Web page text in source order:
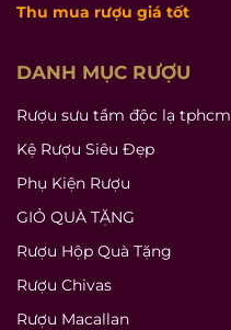
Thu mua rượu giá tốt
DANH MỤC RƯỢU
Rượu sưu tầm độc lạ tphcm
Kệ Rượu Siêu Đẹp
Phụ Kiện Rượu
GIỎ QUÀ TẶNG
Rượu Hộp Quà Tặng
Rượu Chivas
Rượu Macallan